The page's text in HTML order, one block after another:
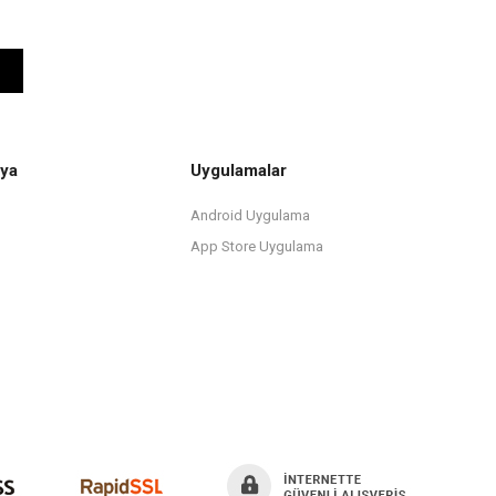
Uygulamalar
Android Uygulama
App Store Uygulama